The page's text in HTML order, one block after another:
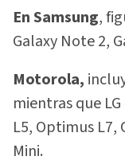
En Samsung,
Galaxy Note 2,
Motorola,
mientras que
L5, Optimus L7,
Mini.